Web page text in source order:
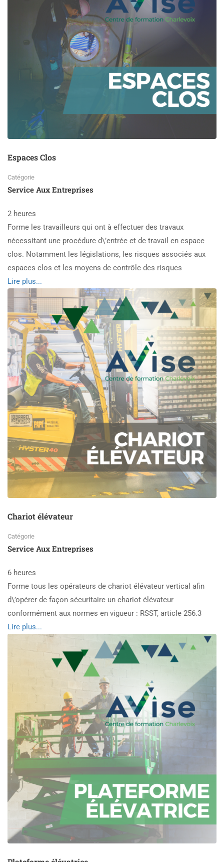
Espaces Clos
Catégorie
Service Aux Entreprises
2 heures
Forme les travailleurs qui ont à effectuer des travaux
nécessitant une procédure d\’entrée et de travail en espace
clos. Notamment les législations, les risques associés aux
espaces clos et les moyens de contrôle des risques
Read
more
about
Espaces
Clos
Lire plus...
Chariot élévateur
Catégorie
Service Aux Entreprises
6 heures
Forme tous les opérateurs de chariot élévateur vertical afin
d\’opérer de façon sécuritaire un chariot élévateur
conformément aux normes en vigueur : RSST, article 256.3
Read
Lire plus...